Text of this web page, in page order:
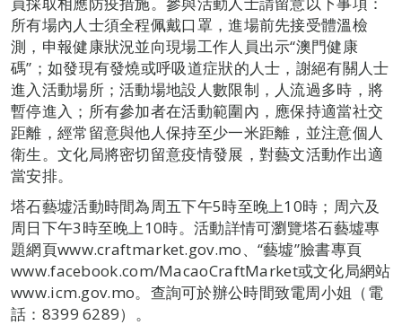
所有場內人士須全程佩戴口罩，進場前先接受體溫檢
測，申報健康狀況並向現場工作人員出示“澳門健康
碼”；如發現有發燒或呼吸道症狀的人士，謝絕有關人士
進入活動場所；活動場地設人數限制，人流過多時，將
暫停進入；所有參加者在活動範圍內，應保持適當社交
距離，經常留意與他人保持至少一米距離，並注意個人
衛生。文化局將密切留意疫情發展，對藝文活動作出適
當安排。
塔石藝墟活動時間為周五下午5時至晚上10時；周六及
周日下午3時至晚上10時。活動詳情可瀏覽塔石藝墟專
題網頁www.craftmarket.gov.mo、“藝墟”臉書專頁
www.facebook.com/MacaoCraftMarket或文化局網站
www.icm.gov.mo。查詢可於辦公時間致電周小姐（電
話：8399 6289）。